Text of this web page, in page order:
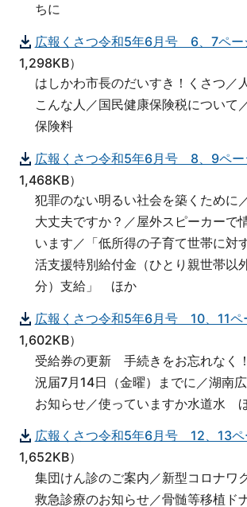
ちに
広報くさつ令和5年6月号 6、7ペー
1,298KB）
はしかわ市長のだいすき！くさつ／
こんな人／国民健康保険税について
保険料
広報くさつ令和5年6月号 8、9ペー
1,468KB）
犯罪のない明るい社会を築くために
大丈夫ですか？／屋外スピーカーで
います／「低所得の子育て世帯に対
活支援特別給付金（ひとり親世帯以
分）支給」 ほか
広報くさつ令和5年6月号 10、11ペ
1,602KB）
受給券の更新 手続きをお忘れなく
況届7月14日（金曜）までに／湖南
お知らせ／使っていますか水道水
広報くさつ令和5年6月号 12、13ペ
1,652KB）
集団けん診のご案内／新型コロナワ
救急診療のお知らせ／骨髄等移植